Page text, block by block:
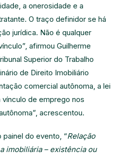
a onerosidade e a
O traço definidor se há
jurídica. Não é qualquer
afirmou Guilherme
Superior do Trabalho
de Direito Imobiliário
comercial autônoma, a lei
de emprego nos
acrescentou.
do evento, “Relação
imobiliária – existência ou